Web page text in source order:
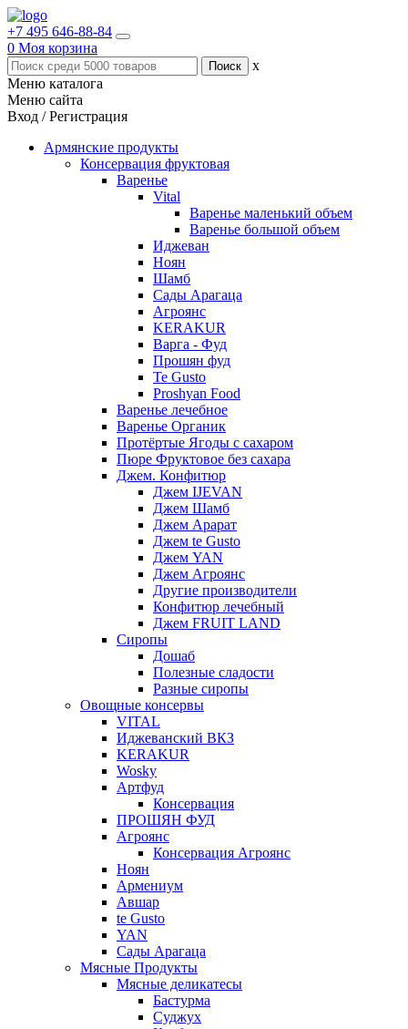
+7 495 646-88-84
0 Моя корзина
x
Меню каталога
Меню сайта
Вход / Регистрация
Армянские продукты
Консервация фруктовая
Варенье
Vital
Варенье маленький объем
Варенье большой объем
Иджеван
Ноян
Шамб
Сады Арагаца
Агроянс
KERAKUR
Варга - Фуд
Прошян фуд
Te Gusto
Proshyan Food
Варенье лечебное
Варенье Органик
Протёртые Ягоды с сахаром
Пюре Фруктовое без сахара
Джем. Конфитюр
Джем IJEVAN
Джем Шамб
Джем Арарат
Джем te Gusto
Джем YAN
Джем Агроянс
Другие производители
Конфитюр лечебный
Джем FRUIT LAND
Сиропы
Дошаб
Полезные сладости
Разные сиропы
Овощные консервы
VITAL
Иджеванский ВКЗ
KERAKUR
Wosky
Артфуд
Консервация
ПРОШЯН ФУД
Агроянс
Консервация Агроянс
Ноян
Армениум
Авшар
te Gusto
YAN
Сады Арагаца
Мясные Продукты
Мясные деликатесы
Бастурма
Суджух